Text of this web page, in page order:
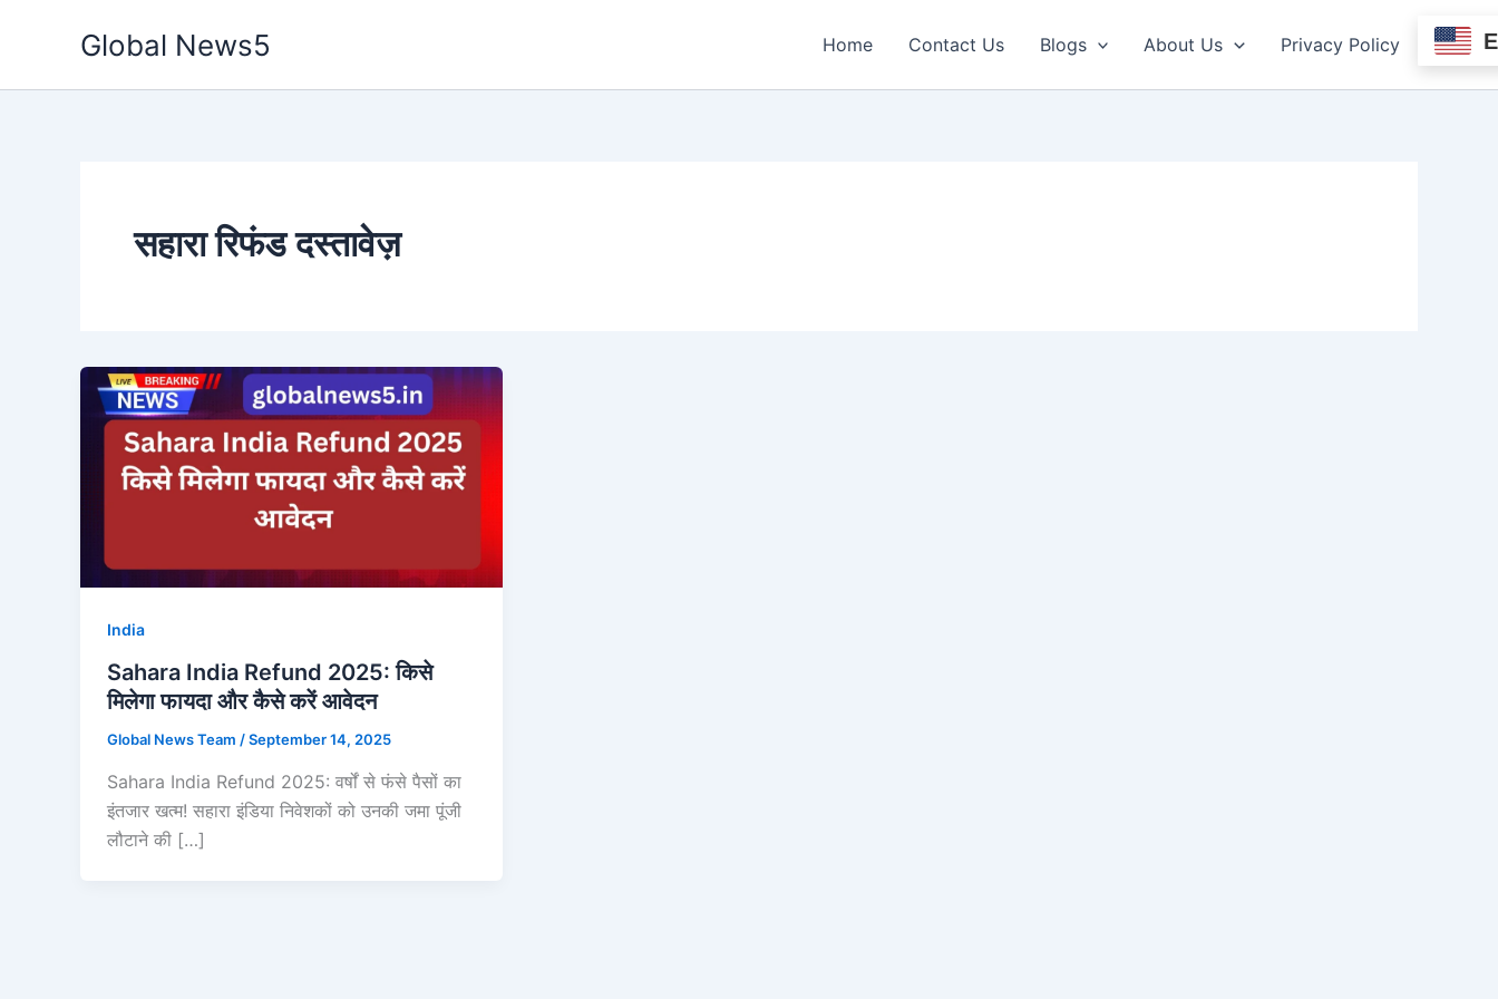
Global News5 Home Contact Us Blogs About Us Privacy Policy
सहारा रिफंड दस्तावेज़
India
Sahara India Refund 2025: किसे
मिलेगा फायदा और कैसे करें आवेदन
Global News Team /September 14, 2025
Sahara India Refund 2025: वर्षों से फंसे पैसों का
इंतजार खत्म! सहारा इंडिया निवेशकों को उनकी जमा पूंजी
लौटाने की […]